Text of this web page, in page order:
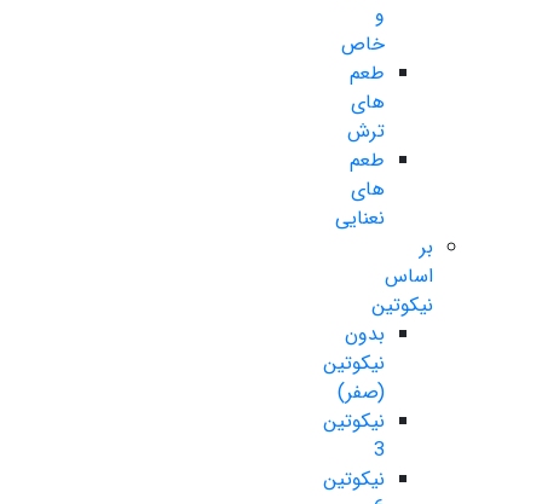
و
خاص
طعم
های
ترش
طعم
های
نعنایی
بر
اساس
نیکوتین
بدون
نیکوتین
(صفر)
نیکوتین
3
نیکوتین